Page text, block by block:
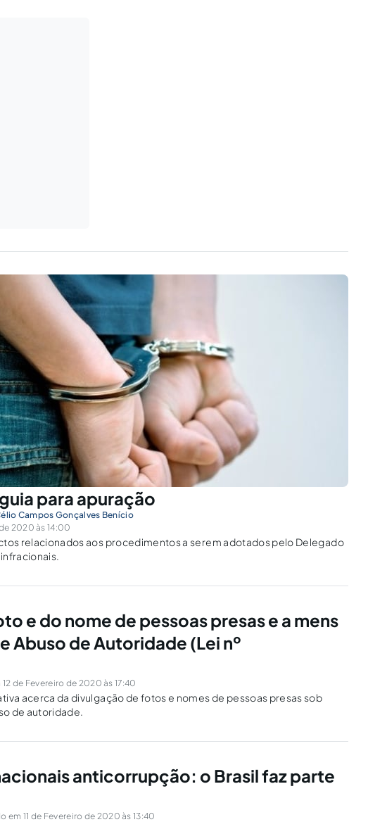
para apuração
Campos Gonçalves Benício
2020 às 14:00
relacionados aos procedimentos a serem adotados pelo Delegado
e do nome de pessoas presas e a mens
Abuso de Autoridade (Lei nº
de Fevereiro de 2020 às 17:40
acerca da divulgação de fotos e nomes de pessoas presas sob
de autoridade.
anticorrupção: o Brasil faz parte
em 11 de Fevereiro de 2020 às 13:40